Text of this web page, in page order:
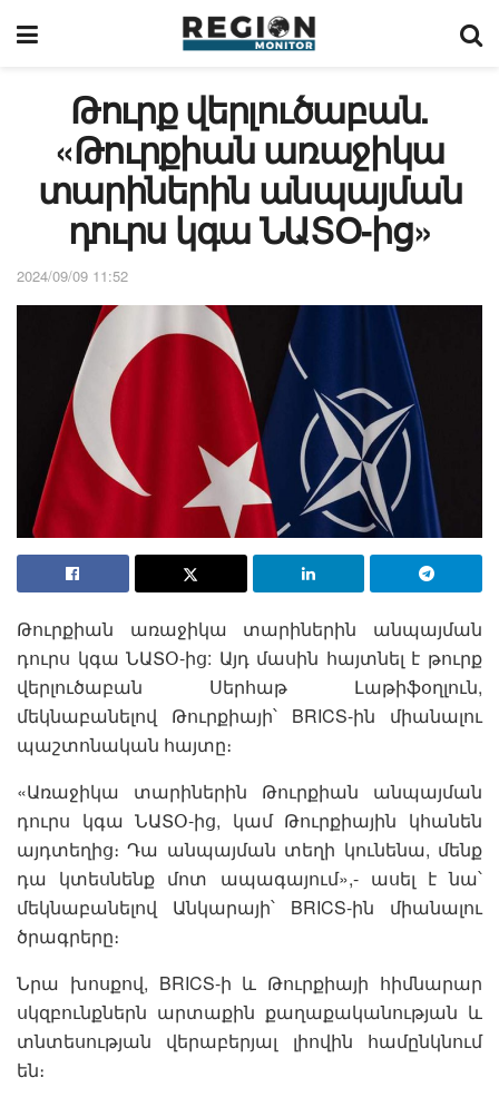
Թուրք վերլուծաբան.
«Թուրքիան առաջիկա
տարիներին անպայման
դուրս կգա ՆԱՏՕ-ից»
2024/09/09 11:52
Թուրքիան առաջիկա տարիներին անպայման
դուրս կգա ՆԱՏՕ-ից: Այդ մասին հայտնել է թուրք
վերլուծաբան Սերհաթ Լաթիֆօղլուն,
մեկնաբանելով Թուրքիայի՝ BRICS-ին միանալու
պաշտոնական հայտը։
«Առաջիկա տարիներին Թուրքիան անպայման
դուրս կգա ՆԱՏՕ-ից, կամ Թուրքիային կհանեն
այդտեղից։ Դա անպայման տեղի կունենա, մենք
դա կտեսնենք մոտ ապագայում»,- ասել է նա՝
մեկնաբանելով Անկարայի՝ BRICS-ին միանալու
ծրագրերը։
Նրա խոսքով, BRICS-ի և Թուրքիայի հիմնարար
սկզբունքներն արտաքին քաղաքականության և
տնտեսության վերաբերյալ լիովին համընկնում
են։